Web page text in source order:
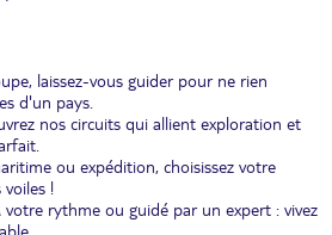
laissez-vous guider pour ne rien
d'un pays.
nos circuits qui allient exploration et
ou expédition, choisissez votre
!
votre rythme ou guidé par un expert : vivez